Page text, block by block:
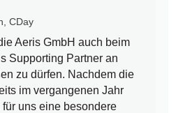
,CDay
Aeris GmbH auch beim
Supporting Partner an
zu dürfen. Nachdem die
im vergangenen Jahr
uns eine besondere